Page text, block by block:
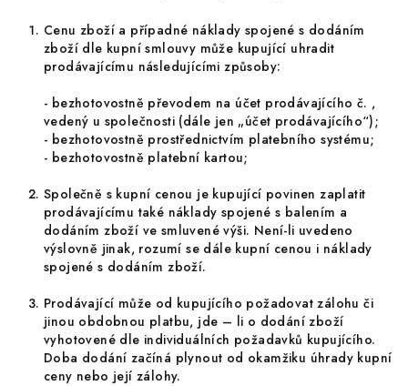
Cenu zboží a případné náklady spojené s dodáním
zboží dle kupní smlouvy může kupující uhradit
prodávajícímu následujícími způsoby:
- bezhotovostně převodem na účet prodávajícího č. ,
vedený u společnosti (dále jen „účet prodávajícího“);
- bezhotovostně prostřednictvím platebního systému;
- bezhotovostně platební kartou;
Společně s kupní cenou je kupující povinen zaplatit
prodávajícímu také náklady spojené s balením a
dodáním zboží ve smluvené výši. Není-li uvedeno
výslovně jinak, rozumí se dále kupní cenou i náklady
spojené s dodáním zboží.
Prodávající může od kupujícího požadovat zálohu či
jinou obdobnou platbu, jde – li o dodání zboží
vyhotovené dle individuálních požadavků kupujícího.
Doba dodání začíná plynout od okamžiku úhrady kupní
ceny nebo její zálohy.